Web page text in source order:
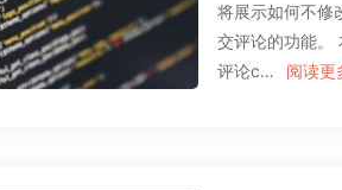
将展示如何不修
交评论的功能。
评论c…
阅读更